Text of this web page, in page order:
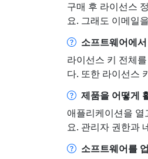
구매 후 라이선스
요. 그래도 이메일
소프트웨어에
라이선스 키 전체
다. 또한 라이선스
제품을 어떻게
애플리케이션을
요. 관리자 권한과
소프트웨어를